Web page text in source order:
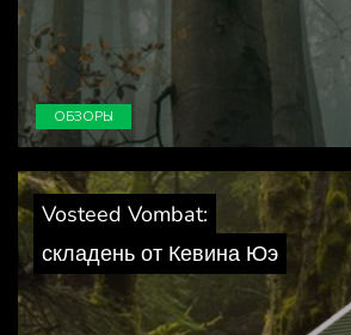
ОБЗОРЫ
Vosteed Vombat:
складень от Кевина Юэ